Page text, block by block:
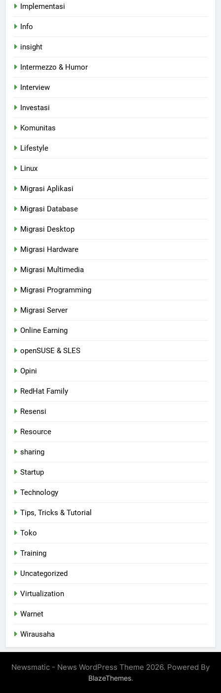
Implementasi
Info
insight
Intermezzo & Humor
Interview
Investasi
Komunitas
Lifestyle
Linux
Migrasi Aplikasi
Migrasi Database
Migrasi Desktop
Migrasi Hardware
Migrasi Multimedia
Migrasi Programming
Migrasi Server
Online Earning
openSUSE & SLES
Opini
RedHat Family
Resensi
Resource
sharing
Startup
Technology
Tips, Tricks & Tutorial
Toko
Training
Uncategorized
Virtualization
Warnet
Wirausaha
Newsmatic - News WordPress Theme 2026. Powered By
BlazeThemes.